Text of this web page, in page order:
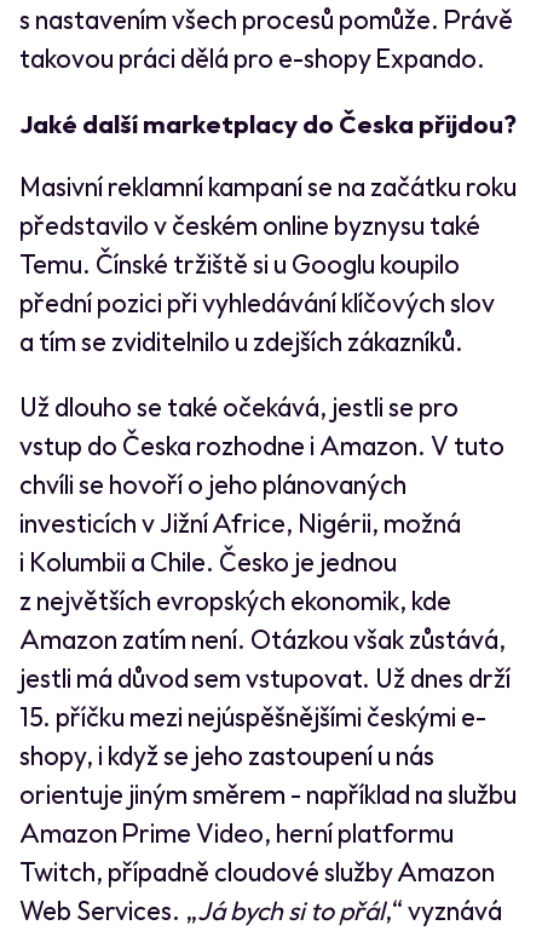
s nastavením všech procesů pomůže. Právě
takovou práci dělá pro e-shopy Expando.
Jaké další marketplacy do Česka přijdou?
Masivní reklamní kampaní se na začátku roku
představilo v českém online byznysu také
Temu. Čínské tržiště si u Googlu koupilo
přední pozici při vyhledávání klíčových slov
a tím se zviditelnilo u zdejších zákazníků.
Už dlouho se také očekává, jestli se pro
vstup do Česka rozhodne i Amazon. V tuto
chvíli se hovoří o jeho plánovaných
investicích v Jižní Africe, Nigérii, možná
i Kolumbii a Chile. Česko je jednou
z největších evropských ekonomik, kde
Amazon zatím není. Otázkou však zůstává,
jestli má důvod sem vstupovat. Už dnes drží
15. příčku mezi nejúspěšnějšími českými e-
shopy, i když se jeho zastoupení u nás
orientuje jiným směrem - například na službu
Amazon Prime Video, herní platformu
Twitch, případně cloudové služby Amazon
Web Services. „Já bych si to přál,“ vyznává